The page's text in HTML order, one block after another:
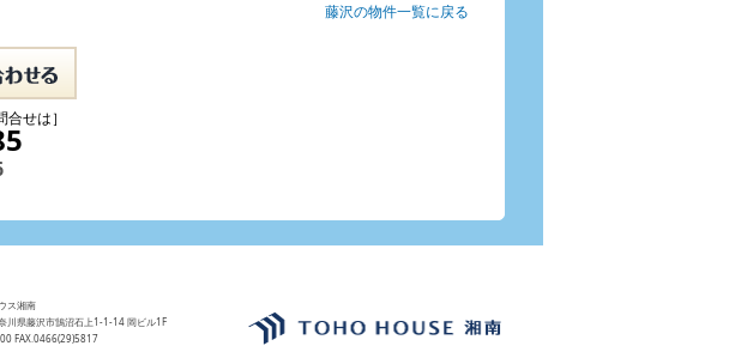
藤沢の物件一覧に戻る
せは］
ス湘南
川県藤沢市鵠沼石上1-1-14 岡ビル1F
FAX.0466(29)5817